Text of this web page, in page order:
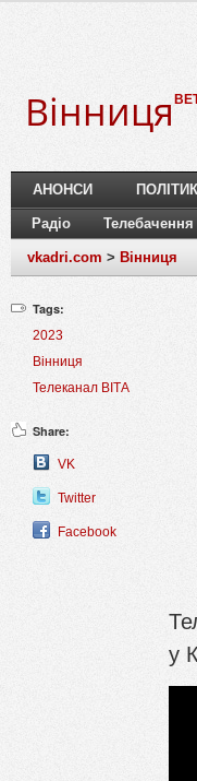
Вінниця
АНОНСИ
Радіо Телебачення
vkadri.com > Вінниця
Tags:
2023
Вінниця
Телеканал ВІТА
Share:
VK
Twitter
Facebook
у